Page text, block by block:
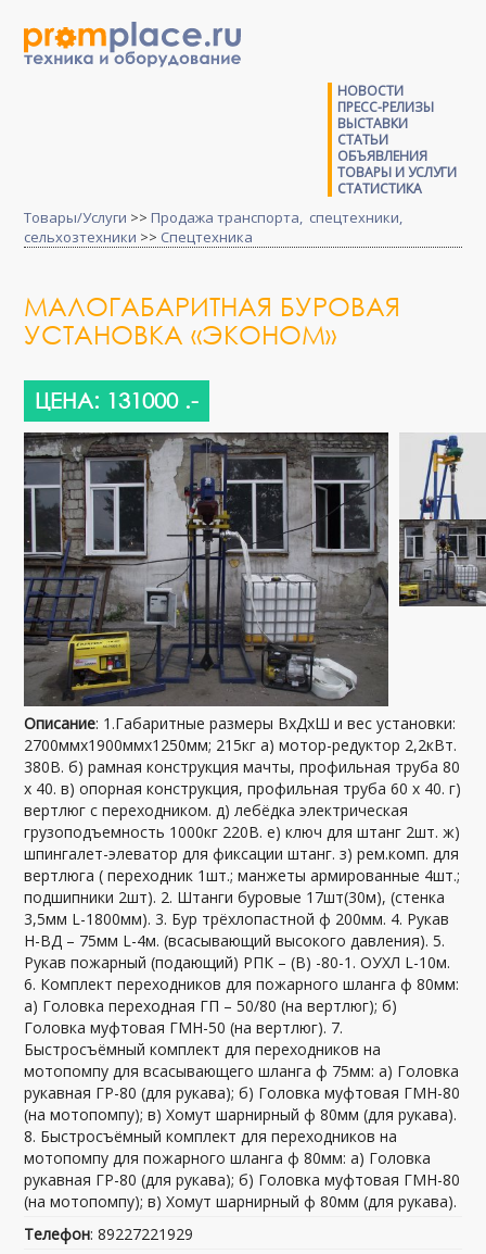
НОВОСТИ
ПРЕСС-РЕЛИЗЫ
ВЫСТАВКИ
СТАТЬИ
ОБЪЯВЛЕНИЯ
ТОВАРЫ И УСЛУГИ
СТАТИСТИКА
Товары/Услуги >> Продажа транспорта, спецтехники,
сельхозтехники >> Спецтехника
МАЛОГАБАРИТНАЯ БУРОВАЯ
УСТАНОВКА «ЭКОНОМ»
ЦЕНА: 131000 .-
Описание: 1.Габаритные размеры ВхДхШ и вес установки:
2700ммх1900ммх1250мм; 215кг а) мотор-редуктор 2,2кВт.
380В. б) рамная конструкция мачты, профильная труба 80
х 40. в) опорная конструкция, профильная труба 60 х 40. г)
вертлюг с переходником. д) лебёдка электрическая
грузоподъемность 1000кг 220В. е) ключ для штанг 2шт. ж)
шпингалет-элеватор для фиксации штанг. з) рем.комп. для
вертлюга ( переходник 1шт.; манжеты армированные 4шт.;
подшипники 2шт). 2. Штанги буровые 17шт(30м), (стенка
3,5мм L-1800мм). 3. Бур трёхлопастной ф 200мм. 4. Рукав
Н-ВД – 75мм L-4м. (всасывающий высокого давления). 5.
Рукав пожарный (подающий) РПК – (В) -80-1. ОУХЛ L-10м.
6. Комплект переходников для пожарного шланга ф 80мм:
а) Головка переходная ГП – 50/80 (на вертлюг); б)
Головка муфтовая ГМН-50 (на вертлюг). 7.
Быстросъёмный комплект для переходников на
мотопомпу для всасывающего шланга ф 75мм: а) Головка
рукавная ГР-80 (для рукава); б) Головка муфтовая ГМН-80
(на мотопомпу); в) Хомут шарнирный ф 80мм (для рукава).
8. Быстросъёмный комплект для переходников на
мотопомпу для пожарного шланга ф 80мм: а) Головка
рукавная ГР-80 (для рукава); б) Головка муфтовая ГМН-80
(на мотопомпу); в) Хомут шарнирный ф 80мм (для рукава).
Телефон: 89227221929